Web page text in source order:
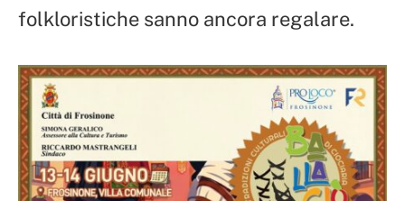
folkloristiche sanno ancora regalare.